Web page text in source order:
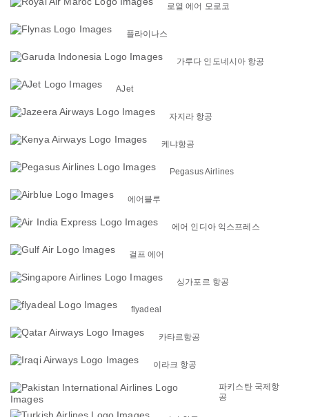
로열 에어 모로코
플라이나스
가루다 인도네시아 항공
AJet
자지라 항공
케냐항공
Pegasus Airlines
에어블루
에어 인디아 익스프레스
걸프 에어
싱가포르 항공
flyadeal
카타르항공
이라크 항공
파키스탄 국제항
공